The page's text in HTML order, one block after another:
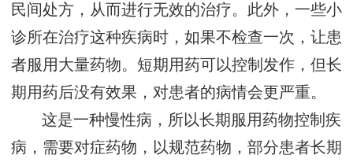
民间处方，从而进行无效的治疗。此外，一些小
诊所在治疗这种疾病时，如果不检查一次，让患
者服用大量药物。短期用药可以控制发作，但长
期用药后没有效果，对患者的病情会更严重。
这是一种慢性病，所以长期服用药物控制疾
病，需要对症药物，以规范药物，部分患者长期